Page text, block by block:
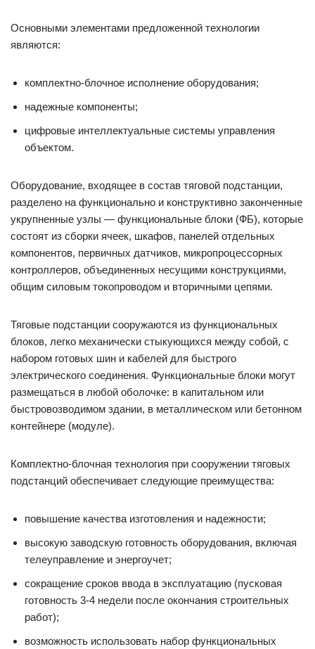
Основными элементами предложенной технологии
являются:
комплектно-блочное исполнение оборудования;
надежные компоненты;
цифровые интеллектуальные системы управления
объектом.
Оборудование, входящее в состав тяговой подстанции,
разделено на функционально и конструктивно законченные
укрупненные узлы — функциональные блоки (ФБ), которые
состоят из сборки ячеек, шкафов, панелей отдельных
компонентов, первичных датчиков, микропроцессорных
контроллеров, объединенных несущими конструкциями,
общим силовым токопроводом и вторичными цепями.
Тяговые подстанции сооружаются из функциональных
блоков, легко механически стыкующихся между собой, с
набором готовых шин и кабелей для быстрого
электрического соединения. Функциональные блоки могут
размещаться в любой оболочке: в капитальном или
быстровозводимом здании, в металлическом или бетонном
контейнере (модуле).
Комплектно-блочная технология при сооружении тяговых
подстанций обеспечивает следующие преимущества:
повышение качества изготовления и надежности;
высокую заводскую готовность оборудования, включая
телеуправление и энергоучет;
сокращение сроков ввода в эксплуатацию (пусковая
готовность 3‑4 недели после окончания строительных
работ);
возможность использовать набор функциональных